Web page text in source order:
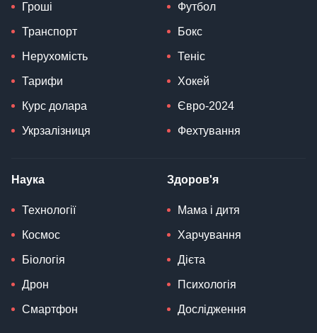
Гроші
Транспорт
Нерухомість
Тарифи
Курс долара
Укрзалізниця
Футбол
Бокс
Теніс
Хокей
Євро-2024
Фехтування
Наука
Технології
Космос
Біологія
Дрон
Смартфон
Здоров'я
Мама і дитя
Харчування
Дієта
Психологія
Дослідження